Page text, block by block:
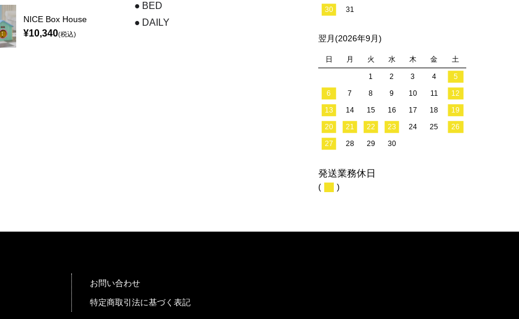
NICE Box House
¥10,340(税込)
BED
DAILY
30
31
翌月(2026年9月)
日 月 火 水 木 金 土
1 2 3 4
5
6
7 8 9 10 11
12
13
14 15 16 17 18
19
20
21 22 23 24 25
26
27
28 29 30
発送業務休日
( )
お問い合わせ
特定商取引法に基づく表記